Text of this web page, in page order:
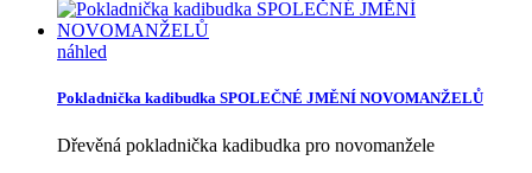
náhled
Pokladnička kadibudka SPOLEČNÉ JMĚNÍ NOVOMANŽELŮ
Dřevěná pokladnička kadibudka pro novomanžele